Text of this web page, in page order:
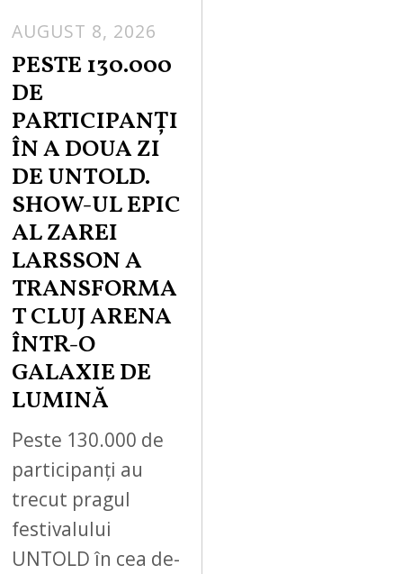
AUGUST 8, 2026
PESTE 130.000
DE
PARTICIPANȚI
ÎN A DOUA ZI
DE UNTOLD.
SHOW-UL EPIC
AL ZAREI
LARSSON A
TRANSFORMA
T CLUJ ARENA
ÎNTR-O
GALAXIE DE
LUMINĂ
Peste 130.000 de
participanți au
trecut pragul
festivalului
UNTOLD în cea de-